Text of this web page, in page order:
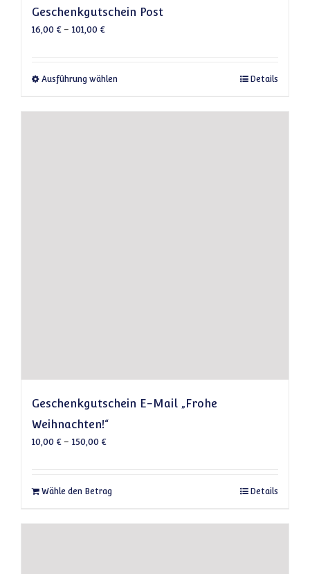
Geschenkgutschein Post
16,00 €– 101,00 €
Ausführung wählen Dieses Produkt weist mehrere Varianten
Details
Geschenkgutschein E-Mail „Frohe
Weihnachten!“
10,00 €– 150,00 €
Wähle den Betrag Dieses Produkt weist mehrere Varianten
Details